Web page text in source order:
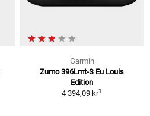
Garmin
Zumo 396Lmt-S Eu Louis
Edition
4 394,09 kr1